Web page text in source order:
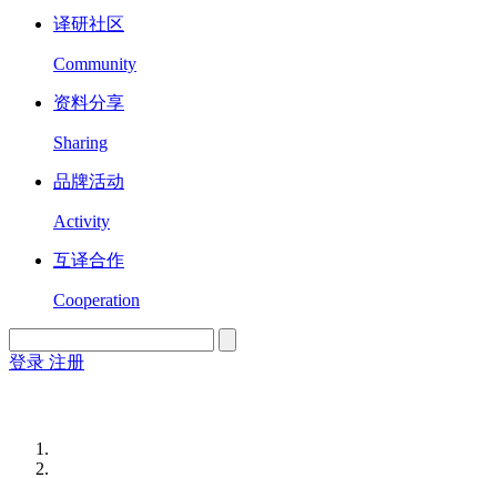
译研社区
Community
资料分享
Sharing
品牌活动
Activity
互译合作
Cooperation
登录 注册